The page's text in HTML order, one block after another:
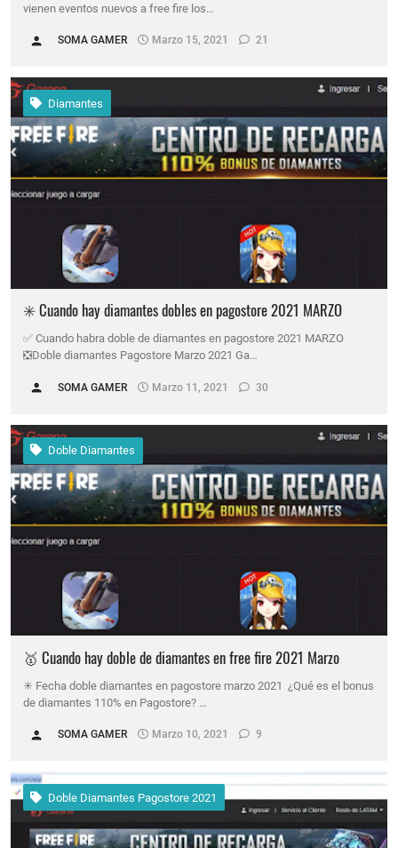
vienen eventos nuevos a free fire los…
SOMA GAMER Marzo 15, 2021 21
Diamantes
✳️ Cuando hay diamantes dobles en pagostore 2021 MARZO
✅ Cuando habra doble de diamantes en pagostore 2021 MARZO
❎Doble diamantes Pagostore Marzo 2021 Ga…
SOMA GAMER Marzo 11, 2021 30
Doble Diamantes
🥇 Cuando hay doble de diamantes en free fire 2021 Marzo
✳ Fecha doble diamantes en pagostore marzo 2021 ¿Qué es el bonus
de diamantes 110% en Pagostore? …
SOMA GAMER Marzo 10, 2021 9
Doble Diamantes Pagostore 2021